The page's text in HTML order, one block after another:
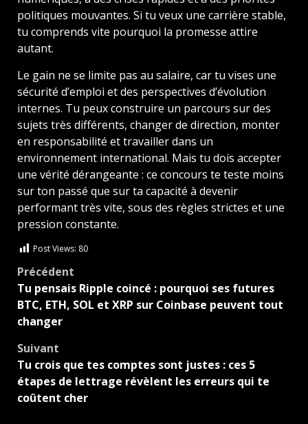
politiques mouvantes. Si tu veux une carrière stable,
tu comprends vite pourquoi la promesse attire
autant.
Le gain ne se limite pas au salaire, car tu vises une
sécurité d’emploi et des perspectives d’évolution
internes. Tu peux construire un parcours sur des
sujets très différents, changer de direction, monter
en responsabilité et travailler dans un
environnement international. Mais tu dois accepter
une vérité dérangeante : ce concours te teste moins
sur ton passé que sur ta capacité à devenir
performant très vite, sous des règles strictes et une
pression constante.
Post Views: 80
Navigation
d’article
Précédent
Tu pensais Ripple coincé : pourquoi ses futures
BTC, ETH, SOL et XRP sur Coinbase peuvent tout
changer
Suivant
Tu crois que tes comptes sont justes : ces 5
étapes de lettrage révèlent les erreurs qui te
coûtent cher